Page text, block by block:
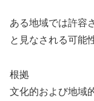
ある地域では許容
と見なされる可能
根拠
文化的および地域